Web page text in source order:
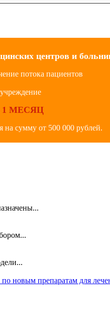
центров и
потока пациентов
МЕСЯЦ
на сумму от 500 000 рублей.
новым препаратам для